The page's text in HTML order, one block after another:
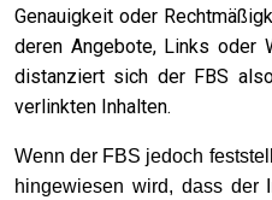
Genauigkeit oder
deren Angebote, Links oder
distanziert sich der FBS
verlinkten Inhalten.
Wenn der FBS jedoch
hingewiesen wird, dass der